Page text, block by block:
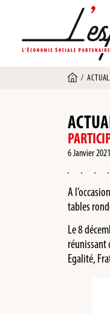
/
6 Janvier 2021
A
tables
Le 8
réunissant
Egalité,